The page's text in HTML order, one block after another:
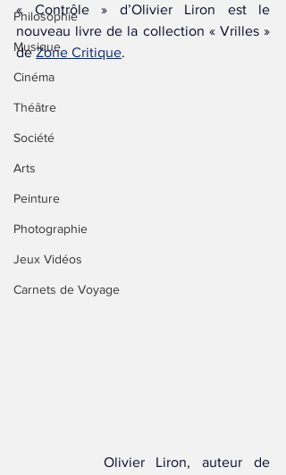
Philosophie
Musique
Cinéma
Théâtre
Société
Arts
Peinture
Photographie
Jeux Vidéos
Carnets de Voyage
« Contrôle » d’Olivier Liron est le
nouveau livre de la collection « Vrilles »
de Zone Critique.